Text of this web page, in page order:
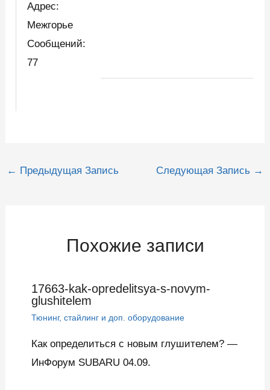
Адрес:
Межгорье
Сообщений:
77
Навигация
← Предыдущая Запись Следующая Запись →
Похожие записи
17663-kak-opredelitsya-s-novym-
glushitelem
Тюнинг, стайлинг и доп. оборудование
Как определиться с новым глушителем? —
ИнФорум SUBARU 04.09.